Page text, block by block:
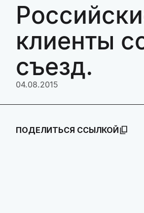
клиенты
съезд.
04.08.2015
ПОДЕЛИТЬСЯ ССЫЛКОЙ